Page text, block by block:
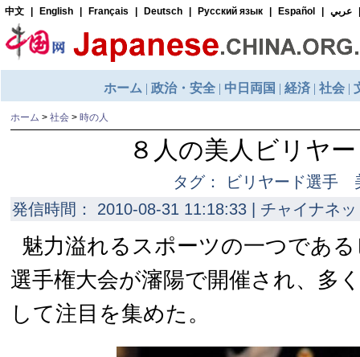
ホーム > 社会 > 時の人
８人の美人ビリヤ
タグ： ビリヤード選手
発信時間： 2010-08-31 11:18:33 | チャイナネ
魅力溢れるスポーツの一つであ
選手権大会が瀋陽で開催され、多
して注目を集めた。